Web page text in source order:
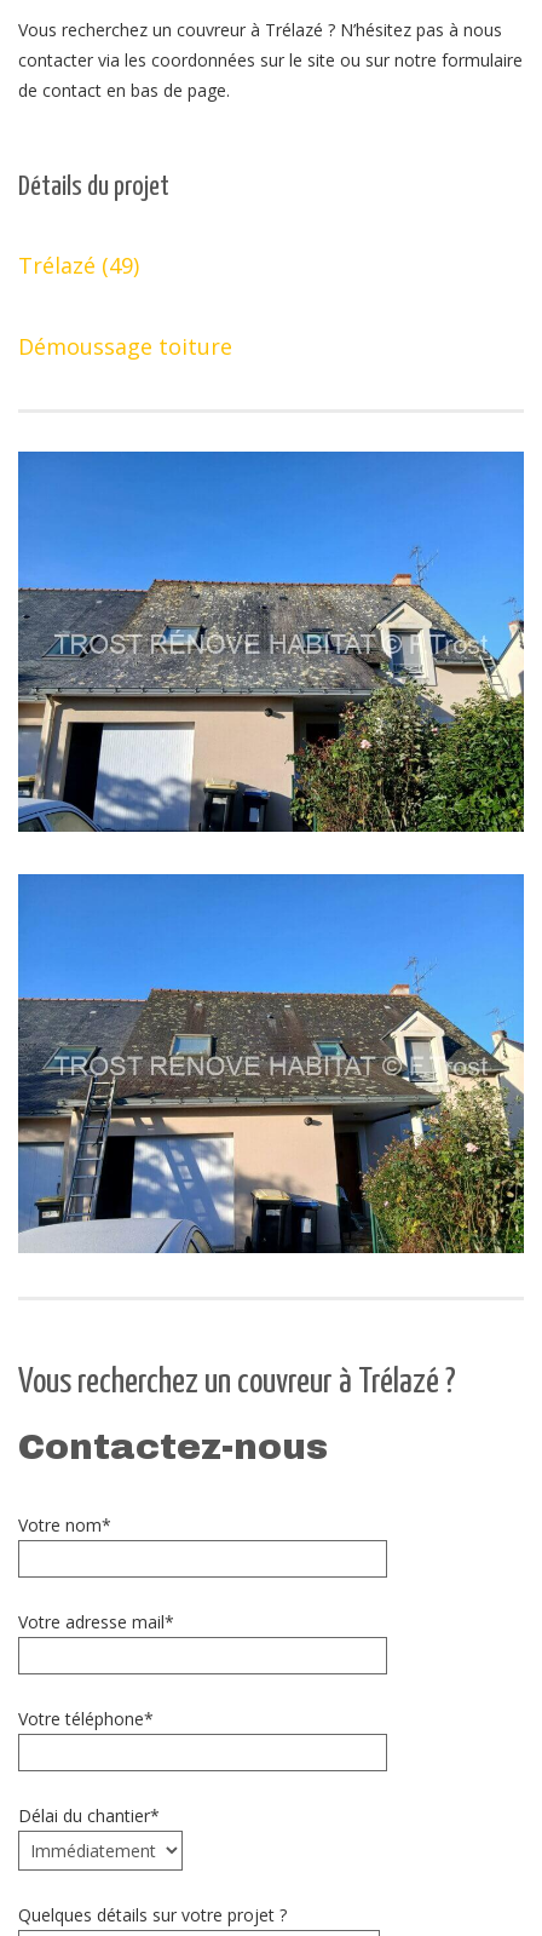
Vous recherchez un couvreur à Trélazé ? N’hésitez pas à nous
contacter via les coordonnées sur le site ou sur notre formulaire
de contact en bas de page.
Détails du projet
Trélazé (49)
Démoussage toiture
Vous recherchez un couvreur à Trélazé ?
Contactez-nous
Votre nom*
Votre adresse mail*
Votre téléphone*
Délai du chantier*
Quelques détails sur votre projet ?